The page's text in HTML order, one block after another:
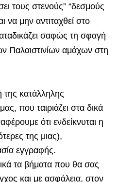
τους στενούς” “δεσμούς
να μην αντιταχθεί στο
σαφώς τη σφαγή
Παλαιστινίων αμάχων στη
κατάλληλης
που ταιριάζει στα δικά
ότι ενδείκνυται η
της μιας),
εγγραφής.
τα βήματα που θα σας
και με ασφάλεια, στον